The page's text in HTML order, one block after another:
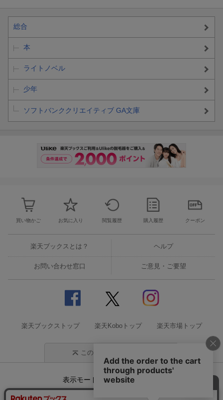
総合
本
ライトノベル
少年
ソフトバンククリエイティブ GA文庫
買い物かご お気に入り 閲覧履歴 購入履歴 クーポン
楽天ブックスとは？ ヘルプ
お問い合わせ窓口 ご意見・ご要望
楽天ブックストップ 楽天Koboトップ 楽天市場トップ
このページの先頭に戻る
表示モード モバイル
企業情報 個人情報保護方針